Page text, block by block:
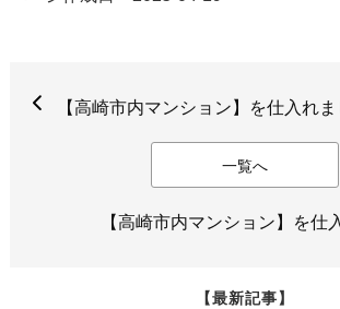
【高崎市内マンション】を仕入れま
一覧へ
【高崎市内マンション】を仕
【最新記事】